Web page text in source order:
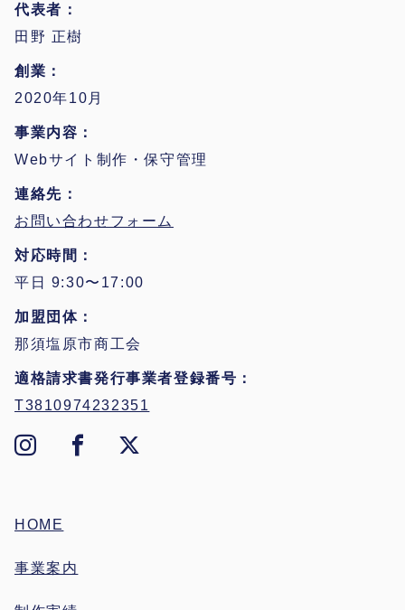
代表者
田野 正樹
創業
2020年10月
事業内容
Webサイト制作・保守管理
連絡先
お問い合わせフォーム
対応時間
平日 9:30〜17:00
加盟団体
那須塩原市商工会
適格請求書発行事業者登録番号
T3810974232351
HOME
事業案内